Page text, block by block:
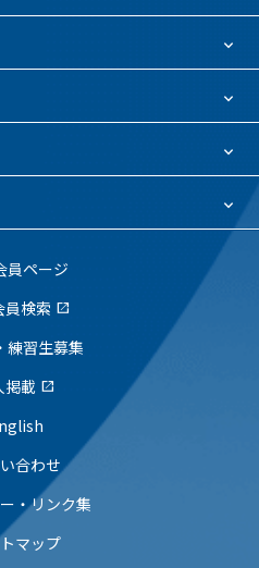
員ページ
員検索 open_in_new
練習生募集
掲載 open_in_new
合わせ
・リンク集
マップ